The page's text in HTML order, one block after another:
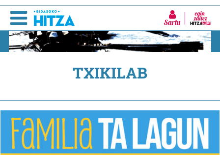
Sartu
TXIKILAB